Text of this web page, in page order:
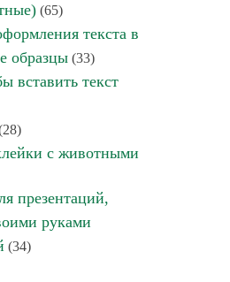
(65)
текста в
образцы(33)
вставить текст
с животными
презентаций,
руками
(34)